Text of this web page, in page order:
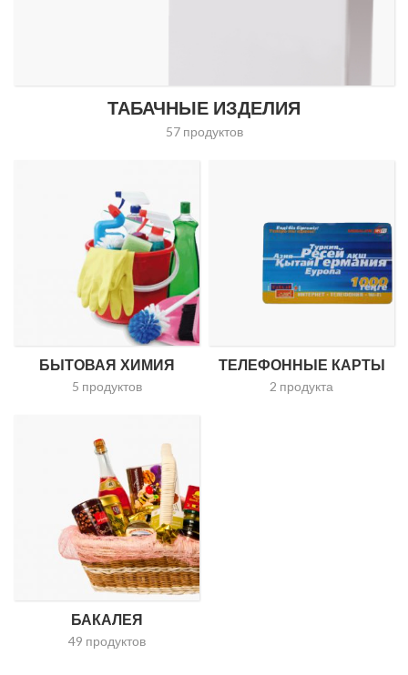
ТАБАЧНЫЕ ИЗДЕЛИЯ
57 продуктов
БЫТОВАЯ ХИМИЯ
5 продуктов
ТЕЛЕФОННЫЕ КАРТЫ
2 продукта
БАКАЛЕЯ
49 продуктов